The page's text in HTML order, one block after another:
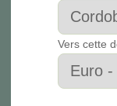
Vers cette